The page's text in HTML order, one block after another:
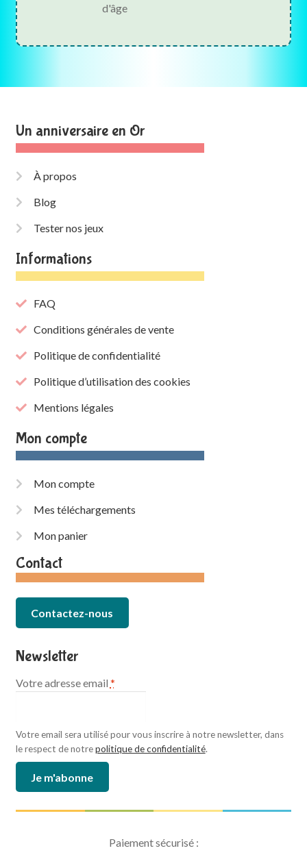
d'âge
Un anniversaire en Or
À propos
Blog
Tester nos jeux
Informations
FAQ
Conditions générales de vente
Politique de confidentialité
Politique d’utilisation des cookies
Mentions légales
Mon compte
Mon compte
Mes téléchargements
Mon panier
Contact
Contactez-nous
Newsletter
Votre adresse email *
Votre email sera utilisé pour vous inscrire à notre newsletter, dans
le respect de notrepolitique de confidentialité.
Paiement sécurisé :